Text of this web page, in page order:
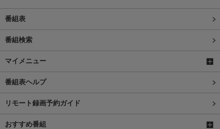
番組表
番組検索
マイメニュー
番組表ヘルプ
リモート録画予約ガイド
おすすめ番組